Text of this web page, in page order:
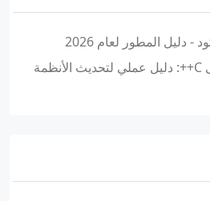
الانتقال من COBOL إلى C++: دليل عملي لتحديث الأنظمة